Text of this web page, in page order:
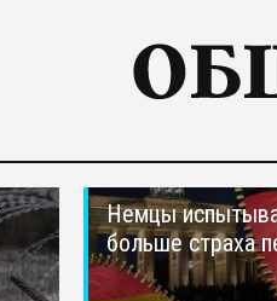
Немцы
больше страха